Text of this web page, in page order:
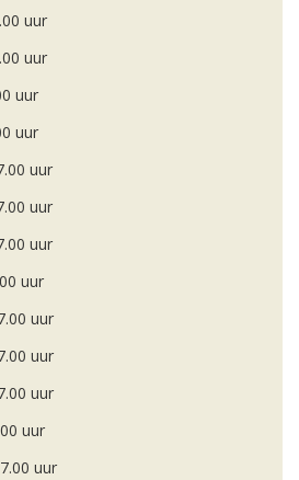
uur
uur
uur
uur
uur
uur
uur
uur
uur
uur
uur
uur
uur